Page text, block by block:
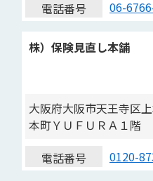
電話番号
06-
株）保険見直し本舗
大阪府大阪市天王寺区
本町ＹＵＦＵＲＡ１階
電話番号
0120-